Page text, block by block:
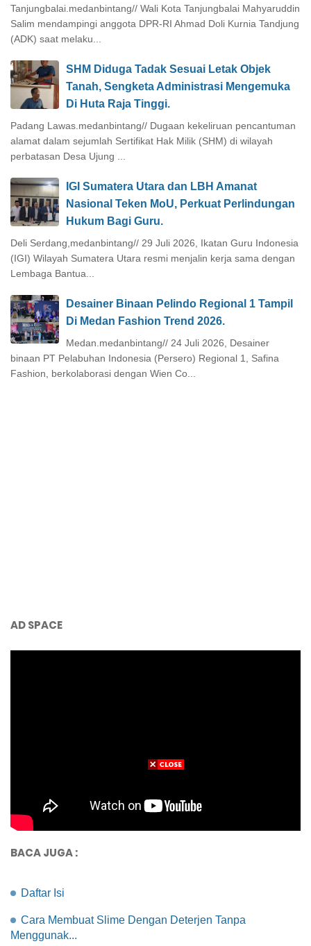
Tanjungbalai.medanbintang// Wali Kota Tanjungbalai Mahyaruddin
Salim mendampingi anggota DPR-RI Ahmad Doli Kurnia Tandjung
(ADK) saat melaku...
SHM Diduga Tadak Sesuai Letak Objek
Tanah, Sengketa Administrasi Mengemuka
Di Huta Raja Tinggi.
Padang Lawas.medanbintang// Dugaan kekeliruan pencantuman
alamat dalam sejumlah Sertifikat Hak Milik (SHM) di wilayah
perbatasan Desa Ujung ...
IGI Sumatera Utara dan LBH Amanat
Nasional Teken MoU, Perkuat Perlindungan
Hukum Bagi Guru.
Deli Serdang,medanbintang// 29 Juli 2026, Ikatan Guru Indonesia
(IGI) Wilayah Sumatera Utara resmi menjalin kerja sama dengan
Lembaga Bantua...
Desainer Binaan Pelindo Regional 1 Tampil
Di Medan Fashion Trend 2026.
Medan.medanbintang// 24 Juli 2026, Desainer
binaan PT Pelabuhan Indonesia (Persero) Regional 1, Safina
Fashion, berkolaborasi dengan Wien Co...
AD SPACE
BACA JUGA :
Daftar Isi
Cara Membuat Slime Dengan Deterjen Tanpa
Menggunak...